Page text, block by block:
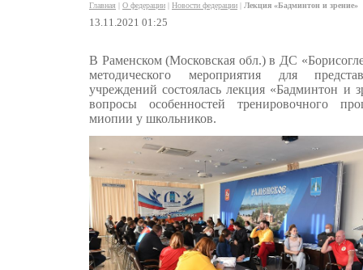
Главная | О федерации | Новости федерации | Лекция «Бадминтон и зрение»
13.11.2021 01:25
В Раменском (Московская обл.) в ДС
методического мероприятия для
учреждений состоялась лекция «Бадминтон и
вопросы особенностей тренировочного
миопии у школьников.